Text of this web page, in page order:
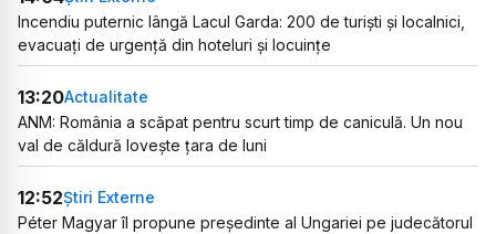
Incendiu puternic lângă Lacul Garda: 200 de turiști și localnici,
evacuați de urgență din hoteluri și locuințe
13:20Actualitate
ANM: România a scăpat pentru scurt timp de caniculă. Un nou
val de căldură lovește țara de luni
12:52Știri Externe
Péter Magyar îl propune președinte al Ungariei pe judecătorul